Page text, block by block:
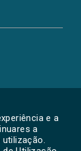
e a
a
utilização.